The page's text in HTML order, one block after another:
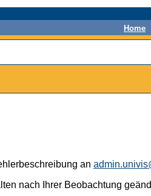
Home
an
nach Ihrer Beobachtung